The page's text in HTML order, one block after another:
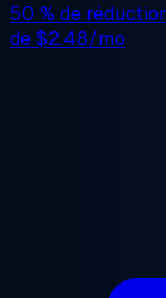
50 % de
de$2.48/mo